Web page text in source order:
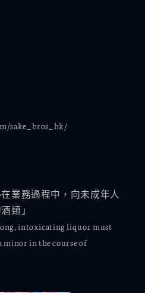
sake_bros_hk/
業務過程中，向未成年人
類」
intoxicating liquor must
minor in the course of